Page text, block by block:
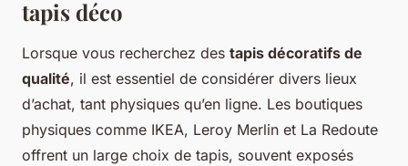
tapis déco
Lorsque vous recherchez des tapis décoratifs de
qualité, il est essentiel de considérer divers lieux
d’achat, tant physiques qu’en ligne. Les boutiques
physiques comme IKEA, Leroy Merlin et La Redoute
offrent un large choix de tapis, souvent exposés